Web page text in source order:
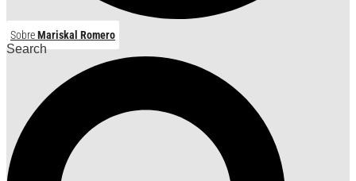
SobreMariskal Romero
Search